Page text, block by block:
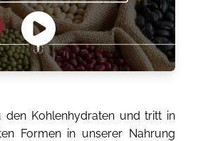
den Kohlenhydraten und tritt in
Formen in unserer Nahrung